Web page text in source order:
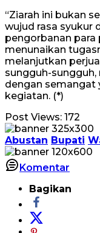
“Ziarah ini bukan
wujud rasa syukur
pengorbanan para
menunaikan
melanjutkan
sungguh-
dengan semangat
kegiatan. (*)
Post Views: 172
Abustan Bupati
Komentar
Bagikan